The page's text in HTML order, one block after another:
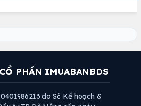
PHẦN IMUABANBDS
0401986213 do Sở Kế hoạch &